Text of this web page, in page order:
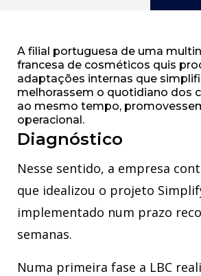
A filial portuguesa de uma
francesa de cosméticos quis
adaptações internas que
melhorassem o quotidiano dos
ao mesmo tempo,
operacional.
Diagnóstico
Nesse sentido, a empresa
que idealizou o projeto
implementado num prazo
semanas.
Numa primeira fase a LBC